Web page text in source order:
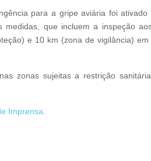
para a gripe aviária foi
medidas, que incluem a inspeção
e 10 km (zona de vigilância)
zonas sujeitas a restrição
Imprensa